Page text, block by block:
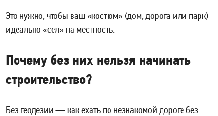
Это нужно, чтобы ваш «костюм» (дом, дорога или парк)
идеально «сел» на местность.
Почему без них нельзя начинать
строительство?
Без геодезии — как ехать по незнакомой дороге без